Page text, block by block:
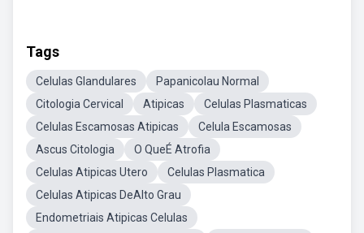
Tags
Celulas Glandulares
Papanicolau Normal
Citologia Cervical
Atipicas
Celulas Plasmaticas
Celulas Escamosas Atipicas
Celula Escamosas
Ascus Citologia
O QueÉ Atrofia
Celulas Atipicas Utero
Celulas Plasmatica
Celulas Atipicas DeAlto Grau
Endometriais Atipicas Celulas